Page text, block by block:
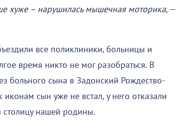
хуже – нарушилась мышечная моторика, —
все поликлиники, больницы и
время никто не мог разобраться. В
больного сына в Задонский Рождество-
сын уже не встал, у него отказали
столицу нашей родины.